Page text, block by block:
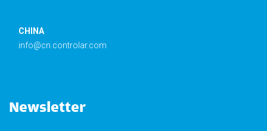
CHINA
info@cn.controlar.com
Newsletter